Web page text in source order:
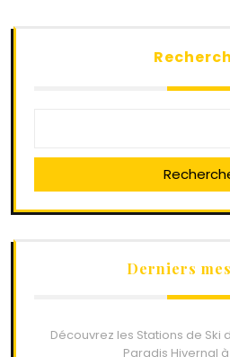
Derniers
Découvrez les Stations de Ski
Paradis Hivernal